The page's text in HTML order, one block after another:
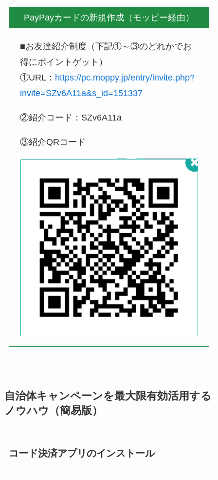
PayPayカードの新規作成（モッピー経由）
■お友達紹介制度（下記①～③のどれかでお
得にポイントゲット）
①URL： https://pc.moppy.jp/entry/invite.php?
invite=SZv6A11a&s_id=151337
②紹介コード：SZv6A11a
③紹介QRコード
自治体キャンペーンを最大限有効活用する
ノウハウ（簡易版）
コード決済アプリのインストール